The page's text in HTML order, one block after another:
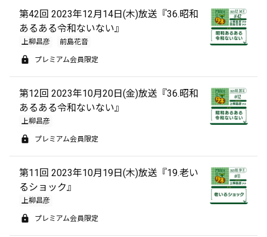
第42回 2023年12月14日(木)放送『36.昭和
あるある令和ないない』
上柳昌彦 前島花音
プレミアム会員限定
第12回 2023年10月20日(金)放送『36.昭和
あるある令和ないない』
上柳昌彦
プレミアム会員限定
第11回 2023年10月19日(木)放送『19.老い
るショック』
上柳昌彦
プレミアム会員限定